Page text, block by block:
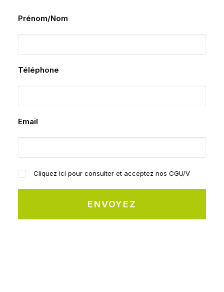
Prénom/Nom
Téléphone
Email
Cliquez ici pour consulter et acceptez nos CGU/V